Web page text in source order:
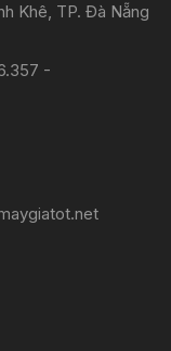
Khê, TP. Đà Nẵng
-